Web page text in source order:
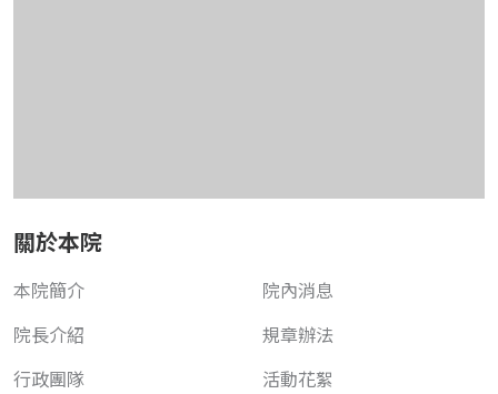
關於本院
本院簡介
院長介紹
行政團隊
院內消息
規章辦法
活動花絮